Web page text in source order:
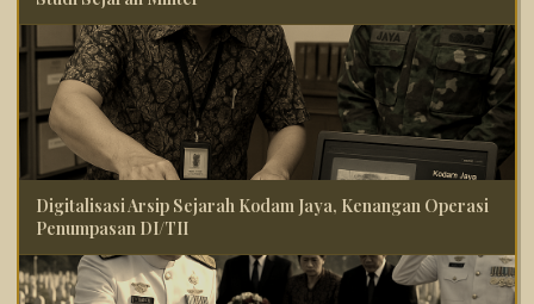
Digitalisasi Arsip Sejarah Kodam Jaya, Kenangan Operasi
Penumpasan DI/TII